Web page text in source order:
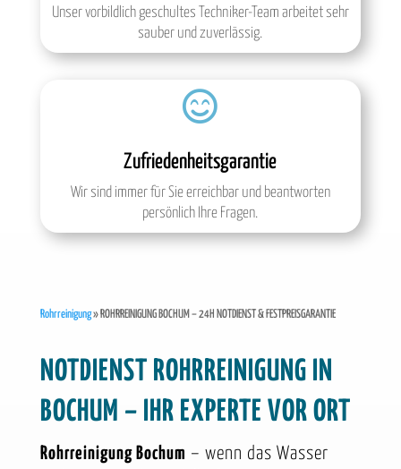
Unser vorbildlich geschultes Techniker-Team arbeitet sehr
sauber und zuverlässig.

Zufriedenheitsgarantie
Wir sind immer für Sie erreichbar und beantworten
persönlich Ihre Fragen.
Rohrreinigung»ROHRREINIGUNG BOCHUM – 24H NOTDIENST & FESTPREISGARANTIE
NOTDIENST ROHRREINIGUNG IN
BOCHUM – IHR EXPERTE VOR ORT
Rohrreinigung Bochum – wenn das Wasser